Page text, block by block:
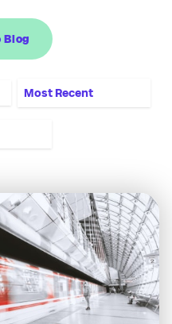
Blog
Most Recent